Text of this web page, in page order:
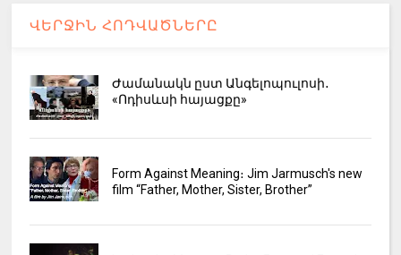
ՎԵՐՋԻՆ ՀՈԴՎԱԾՆԵՐԸ
Ժամանակն ըստ Անգելոպուլոսի․
«Ոդիսևսի հայացքը»
Form Against Meaning։ Jim Jarmusch's new
film “Father, Mother, Sister, Brother”